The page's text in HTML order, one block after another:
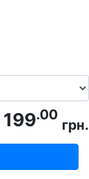
199.00
грн.